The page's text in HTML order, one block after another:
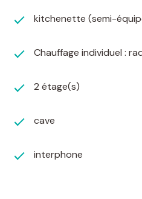
kitchenette (semi-
Chauffage individuel :
2 étage(s)
cave
interphone